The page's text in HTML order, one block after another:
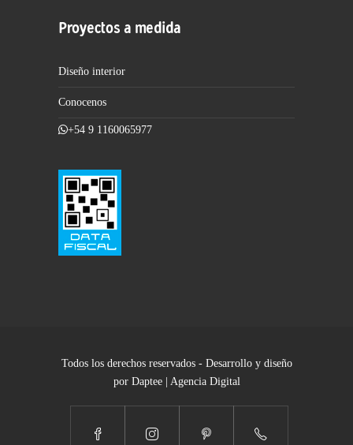
Proyectos a medida
Diseño interior
Conocenos
+54 9 1160065977
Todos los derechos reservados - Desarrollo y diseño
por Daptee | Agencia Digital